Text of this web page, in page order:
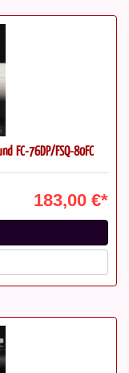
FC-76DP/FSQ-80FC
183,00 €*